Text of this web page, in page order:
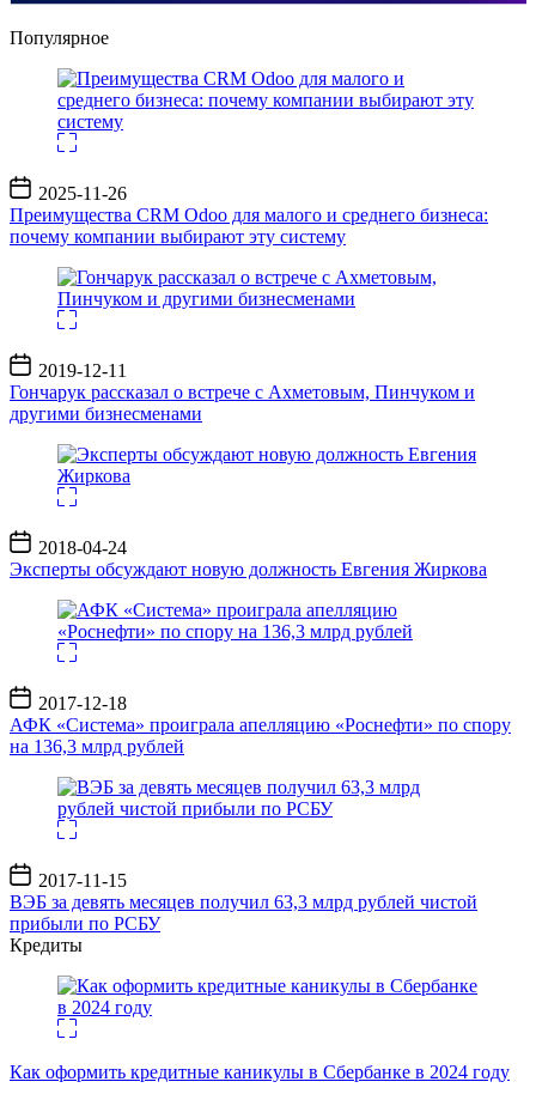
Популярное
Дата
записи
2025-11-26
Преимущества CRM Odoo для малого и среднего бизнеса:
почему компании выбирают эту систему
Дата
записи
2019-12-11
Гончарук рассказал о встрече с Ахметовым, Пинчуком и
другими бизнесменами
Дата
записи
2018-04-24
Эксперты обсуждают новую должность Евгения Жиркова
Дата
записи
2017-12-18
АФК «Система» проиграла апелляцию «Роснефти» по спору
на 136,3 млрд рублей
Дата
записи
2017-11-15
ВЭБ за девять месяцев получил 63,3 млрд рублей чистой
прибыли по РСБУ
Кредиты
Как оформить кредитные каникулы в Сбербанке в 2024 году